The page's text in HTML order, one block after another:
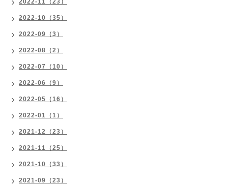
2022-11（23）
2022-10（35）
2022-09（3）
2022-08（2）
2022-07（10）
2022-06（9）
2022-05（16）
2022-01（1）
2021-12（23）
2021-11（25）
2021-10（33）
2021-09（23）